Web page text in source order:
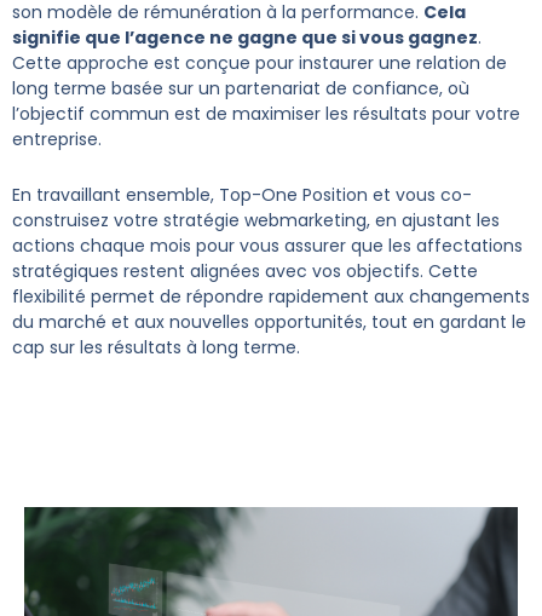
son modèle de rémunération à la performance. Cela
signifie que l’agence ne gagne que si vous gagnez.
Cette approche est conçue pour instaurer une relation de
long terme basée sur un partenariat de confiance, où
l’objectif commun est de maximiser les résultats pour votre
entreprise.
En travaillant ensemble, Top-One Position et vous co-
construisez votre stratégie webmarketing, en ajustant les
actions chaque mois pour vous assurer que les affectations
stratégiques restent alignées avec vos objectifs. Cette
flexibilité permet de répondre rapidement aux changements
du marché et aux nouvelles opportunités, tout en gardant le
cap sur les résultats à long terme.